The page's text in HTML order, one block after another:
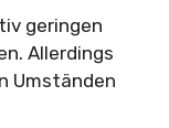
geringen
Allerdings
Umständen